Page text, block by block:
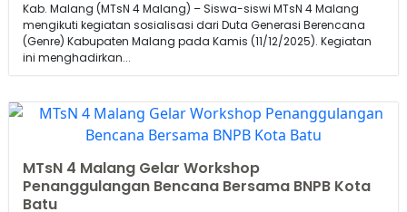
Kab. Malang (MTsN 4 Malang) – Siswa-siswi MTsN 4 Malang
mengikuti kegiatan sosialisasi dari Duta Generasi Berencana
(Genre) Kabupaten Malang pada Kamis (11/12/2025). Kegiatan
ini menghadirkan...
MTsN 4 Malang Gelar Workshop
Penanggulangan Bencana Bersama BNPB Kota
Batu